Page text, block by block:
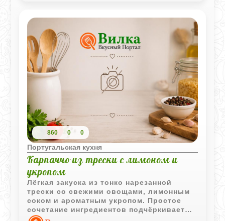
860 0 0
Португальская кухня
Карпаччо из трески с лимоном и
укропом
Лёгкая закуска из тонко нарезанной
трески со свежими овощами, лимонным
соком и ароматным укропом. Простое
сочетание ингредиентов подчёркивает
натуральный вкус рыбы и делает блюдо